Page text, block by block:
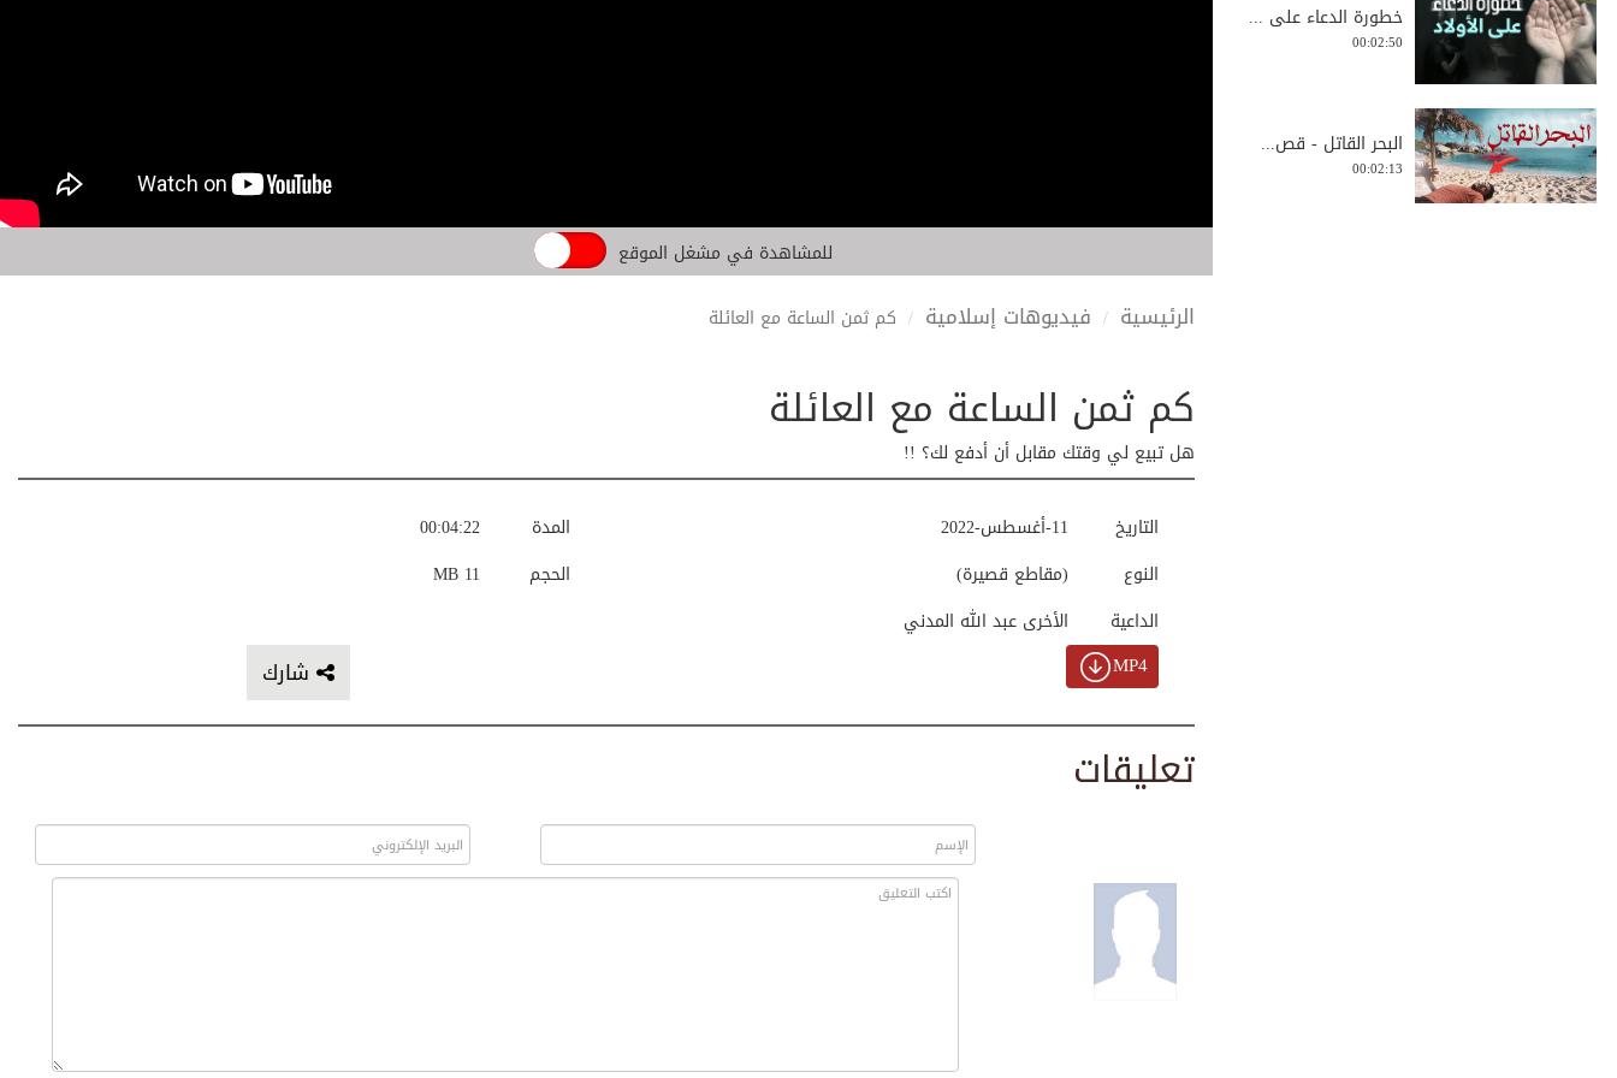
للمشاهدة في مشغل الموقع
الرئيسية فيديوهات إسلامية كم ثمن الساعة مع العائلة
كم ثمن الساعة مع العائلة
هل تبيع لي وقتك مقابل أن أدفع لك؟ !!
00:04:22
المدة
11 MB
الحجم
11-أغسطس-2022
التاريخ
(مقاطع قصيرة)
النوع
الأخرى عبد الله المدني
الداعية
شارك MP4
تعليقات
خطورة الدعاء على ...
00:02:50
البحر القاتل - قص...
00:02:13